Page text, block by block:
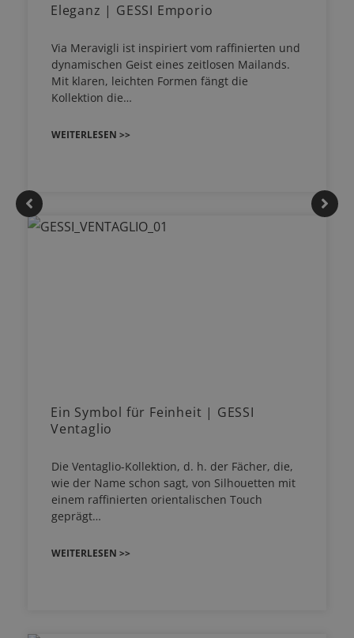
Eleganz | GESSI Emporio
Via Meravigli ist inspiriert vom raffinierten und
dynamischen Geist eines zeitlosen Mailands.
Mit klaren, leichten Formen fängt die
Kollektion die…
WEITERLESEN >>
Ein Symbol für Feinheit | GESSI
Ventaglio
Die Ventaglio-Kollektion, d. h. der Fächer, die,
wie der Name schon sagt, von Silhouetten mit
einem raffinierten orientalischen Touch
geprägt…
WEITERLESEN >>